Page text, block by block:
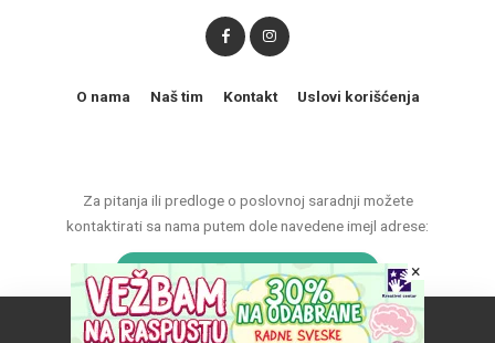
Za pitanja ili predloge o poslovnoj saradnji možete
kontaktirati sa nama putem dole navedene imejl adrese:
marketing@zelenaucionica.com
O nama Naš tim Kontakt Uslovi korišćenja
Naš vebsajt koristi kolačiće da poboljša vaše iskustvo.
×